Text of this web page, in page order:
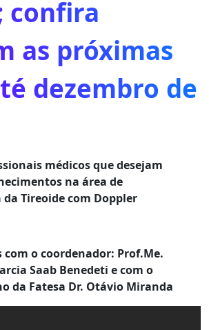
confira
as próximas
dezembro de
médicos que desejam
na área de
Tireoide com Doppler
com o coordenador: Prof.Me.
Saab Benedeti e com o
da Fatesa Dr. Otávio Miranda